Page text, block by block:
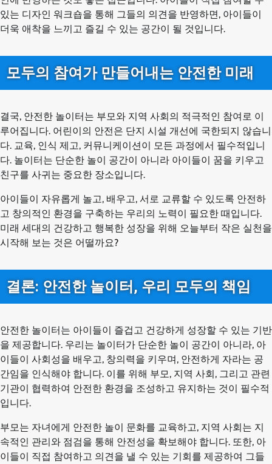
있는 디자인 워크숍을 통해 그들의 의견을 반영하면, 아이들이
더욱 애착을 느끼고 즐길 수 있는 공간이 될 것입니다.
모두의 참여가 만들어내는 안전한 미래
결국, 안전한 놀이터는 부모와 지역 사회의 적극적인 참여로 이
루어집니다. 어린이의 안전은 단지 시설 개선에 국한되지 않습니
다. 교육, 인식 제고, 커뮤니케이션이 모든 과정에서 필수적입니
다. 놀이터는 단순한 놀이 공간이 아니라 아이들이 꿈을 키우고
친구를 사귀는 중요한 장소입니다.
아이들이 자유롭게 놀고, 배우고, 서로 교류할 수 있도록 안전하
고 창의적인 환경을 구축하는 우리의 노력이 필요한 때입니다.
미래 세대의 건강하고 행복한 성장을 위해 오늘부터 작은 실천을
시작해 보는 것은 어떨까요?
결론: 안전한 놀이터, 우리 모두의 책임
안전한 놀이터는 아이들이 즐겁고 건강하게 성장할 수 있는 기반
을 제공합니다. 우리는 놀이터가 단순한 놀이 공간이 아니라, 아
이들이 사회성을 배우고, 창의력을 키우며, 안전하게 자라는 공
간임을 인식해야 합니다. 이를 위해 부모, 지역 사회, 그리고 관련
기관이 협력하여 안전한 환경을 조성하고 유지하는 것이 필수적
입니다.
부모는 자녀에게 안전한 놀이 문화를 교육하고, 지역 사회는 지
속적인 관리와 점검을 통해 안전성을 확보해야 합니다. 또한, 아
이들이 직접 참여하고 의견을 낼 수 있는 기회를 제공하여 그들